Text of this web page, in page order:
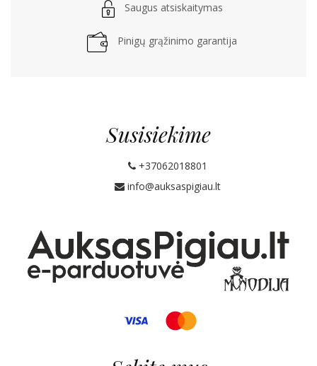
Saugus atsiskaitymas
Pinigų grąžinimo garantija
Susisiekime
+37062018801
info@auksaspigiau.lt